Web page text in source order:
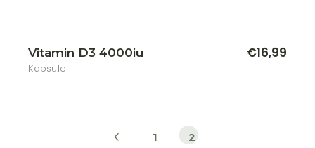
Vitamin D3 4000iu
Kapsule
€16,99
1 2